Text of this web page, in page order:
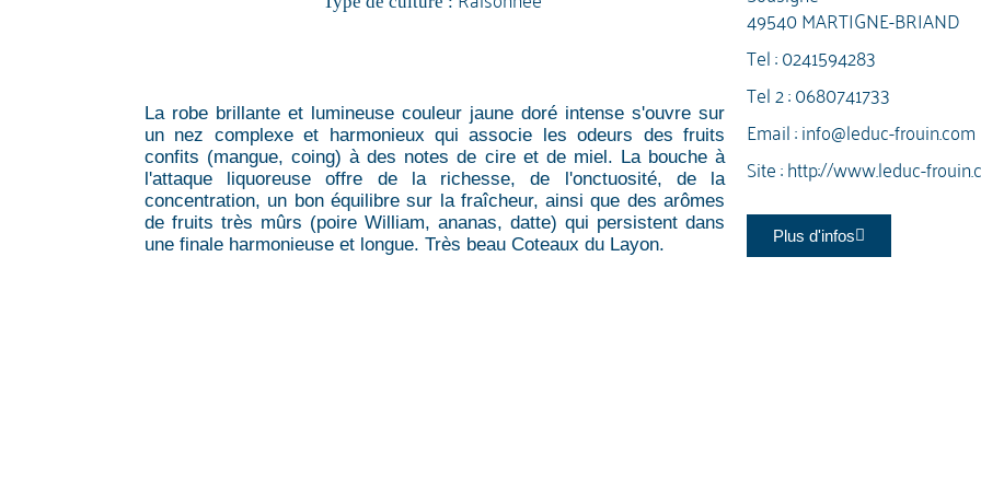
La robe brillante et lumineuse couleur jaune doré intense s'ouvre sur
un nez complexe et harmonieux qui associe les odeurs des fruits
confits (mangue, coing) à des notes de cire et de miel. La bouche à
l'attaque liquoreuse offre de la richesse, de l'onctuosité, de la
concentration, un bon équilibre sur la fraîcheur, ainsi que des arômes
de fruits très mûrs (poire William, ananas, datte) qui persistent dans
une finale harmonieuse et longue. Très beau Coteaux du Layon.
49540 MARTIGNE-BRIAND
Tel :0241594283
Tel 2 :0680741733
Email :info@leduc-frouin.com
Site :http://www.leduc-
Plus d'infos